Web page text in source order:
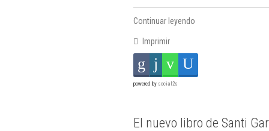
Continuar leyendo
Imprimir
powered by social2s
El nuevo libro de Santi